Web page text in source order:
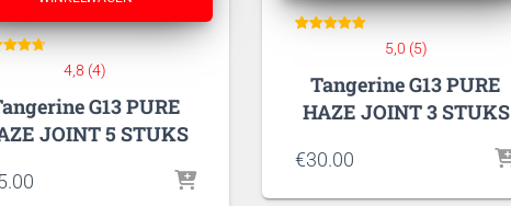
5
4,8 (4)
G13 PURE
JOINT 5 STUKS
gebaseerd
opklant
5,0 (5)
Tangerine G13 PURE
HAZE JOINT 3 STUKS
€30.00